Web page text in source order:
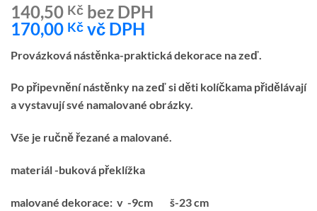
140,50 Kč bez DPH
170,00 Kč vč DPH
Provázková nástěnka-praktická dekorace na zeď.
Po připevnění nástěnky na zeď si děti kolíčkama přidělávají
a vystavují své namalované obrázky.
Vše je ručně řezané a malované.
materiál -buková překlížka
malované dekorace: v -9cm š-23 cm